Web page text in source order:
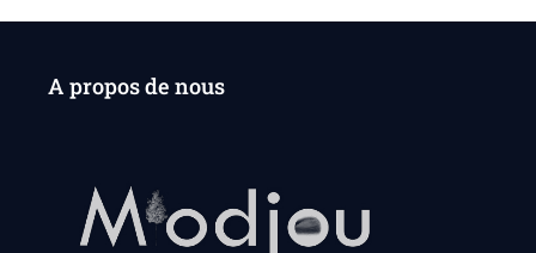
A propos de nous